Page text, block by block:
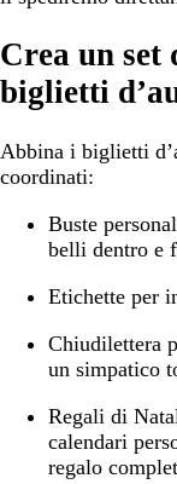
Crea un set
biglietti
Abbina i biglietti
coordinati:
Buste
belli dentro e
Etichette per
Chiudilettera
un simpatico
Regali di
calendari
regalo